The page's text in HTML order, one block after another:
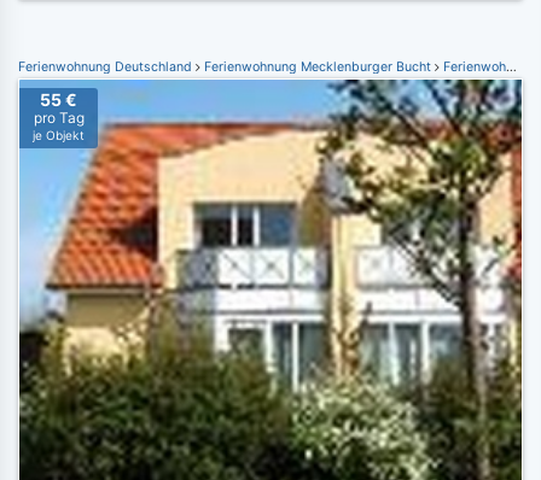
Ferienwohnung Deutschland Ferienwohnung Mecklenburger Bucht Ferienwohnung Kühlungsborn
55 €
pro Tag
je Objekt